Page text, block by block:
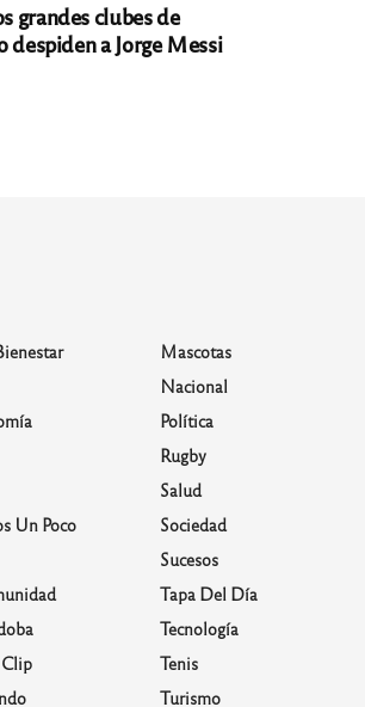
grandes clubes de
a Jorge Messi
Un Poco
Mascotas
Nacional
Política
Rugby
Salud
Sociedad
Sucesos
Tapa Del Día
Tecnología
Tenis
Turismo